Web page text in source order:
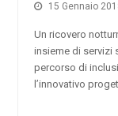
15 Gennaio
Un ricovero
insieme di servizi
percorso di
l’innovativo